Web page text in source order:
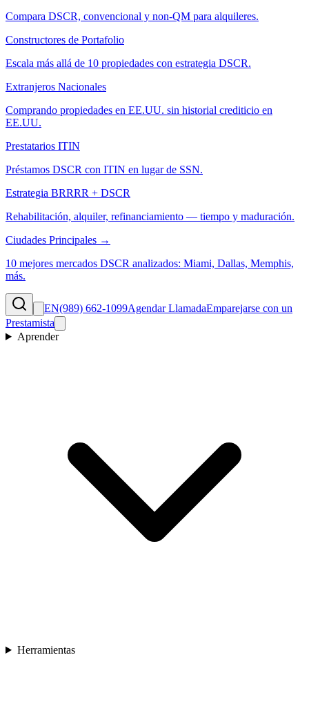
Compara DSCR, convencional y non-QM para alquileres.
Constructores de Portafolio
Escala más allá de 10 propiedades con estrategia DSCR.
Extranjeros Nacionales
Comprando propiedades en EE.UU. sin historial crediticio en
EE.UU.
Prestatarios ITIN
Préstamos DSCR con ITIN en lugar de SSN.
Estrategia BRRRR + DSCR
Rehabilitación, alquiler, refinanciamiento — tiempo y maduración.
Ciudades Principales →
10 mejores mercados DSCR analizados: Miami, Dallas, Memphis,
más.
EN(989) 662-1099Agendar LlamadaEmparejarse con un
Prestamista
Aprender
Herramientas